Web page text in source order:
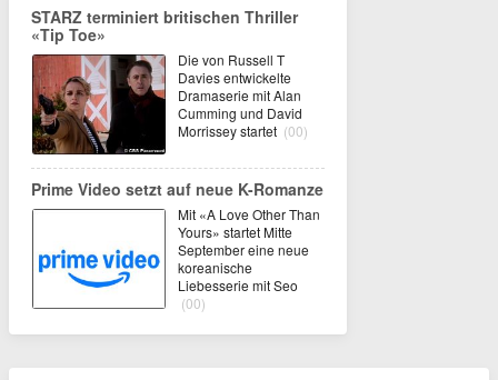
STARZ terminiert britischen Thriller
«Tip Toe»
Die von Russell T
Davies entwickelte
Dramaserie mit Alan
Cumming und David
Morrissey startet (00)
Prime Video setzt auf neue K-Romanze
Mit «A Love Other Than
Yours» startet Mitte
September eine neue
koreanische
Liebesserie mit Seo
(00)